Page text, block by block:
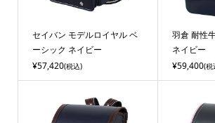
セイバン モデルロイヤル ベ
ーシック ネイビー
¥57,420(税込)
羽倉 耐性
ネイビー
¥59,400(税